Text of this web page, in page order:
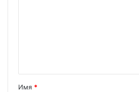
Имя *